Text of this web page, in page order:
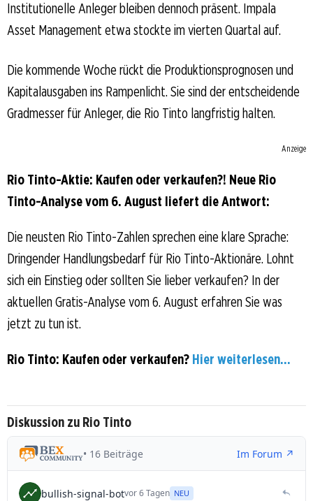
Institutionelle Anleger bleiben dennoch präsent. Impala
Asset Management etwa stockte im vierten Quartal auf.
Die kommende Woche rückt die Produktionsprognosen und
Kapitalausgaben ins Rampenlicht. Sie sind der entscheidende
Gradmesser für Anleger, die Rio Tinto langfristig halten.
Anzeige
Rio Tinto-Aktie: Kaufen oder verkaufen?! Neue Rio
Tinto-Analyse vom 6. August liefert die Antwort:
Die neusten Rio Tinto-Zahlen sprechen eine klare Sprache:
Dringender Handlungsbedarf für Rio Tinto-Aktionäre. Lohnt
sich ein Einstieg oder sollten Sie lieber verkaufen? In der
aktuellen Gratis-Analyse vom 6. August erfahren Sie was
jetzt zu tun ist.
Rio Tinto: Kaufen oder verkaufen? Hier weiterlesen...
Diskussion zu Rio Tinto